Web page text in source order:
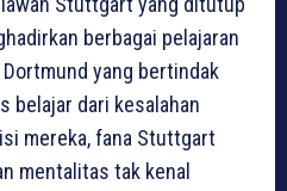
berbagai pelajaran
yang bertindak
belajar dari kesalahan
mereka, fana Stuttgart
mentalitas tak kenal